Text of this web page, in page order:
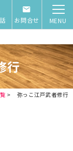
お問合せ MENU
行
> 弥っこ江戸武者修行